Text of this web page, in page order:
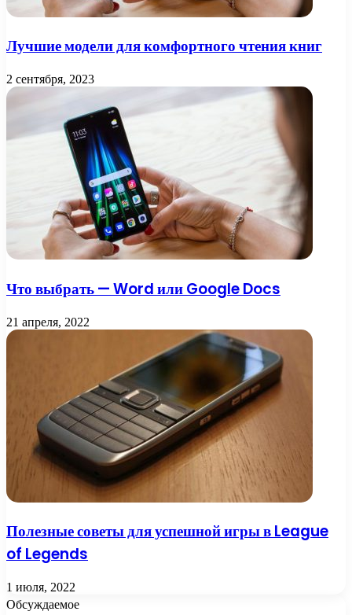
Лучшие модели для комфортного чтения книг
2 сентября, 2023
Что выбрать — Word или Google Docs
21 апреля, 2022
Полезные советы для успешной игры в League
of Legends
1 июля, 2022
Обсуждаемое